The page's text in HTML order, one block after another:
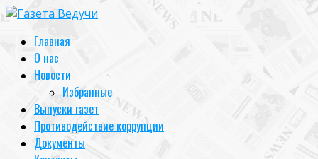
Skip
content
Primary
Menu
Главная
О нас
Новости
Избранные
Выпуски газет
Противодействие коррупции
Документы